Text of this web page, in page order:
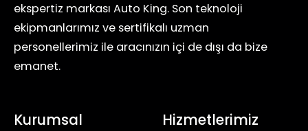
ekspertiz markası Auto King. Son teknoloji
ekipmanlarımız ve sertifikalı uzman
personellerimiz ile aracınızın içi de dışı da bize
emanet.
Kurumsal Hizmetlerimiz